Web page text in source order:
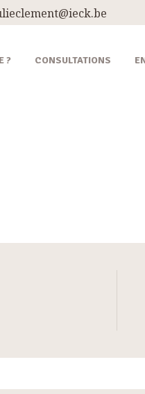
? CONSULTATIONS
SUIS-JE ?